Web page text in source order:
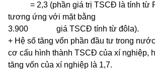
= 2,3 (phần giá trị TSCĐ là tính từ
tương ứng với mặt bằng
3.900 giá TSCĐ tính từ đôla).
+ Hệ số tăng vốn phần đầu tư trong
cơ cấu hình thành TSCĐ của xí nghiệp,
tăng vốn của xí nghiệp là 1,7.